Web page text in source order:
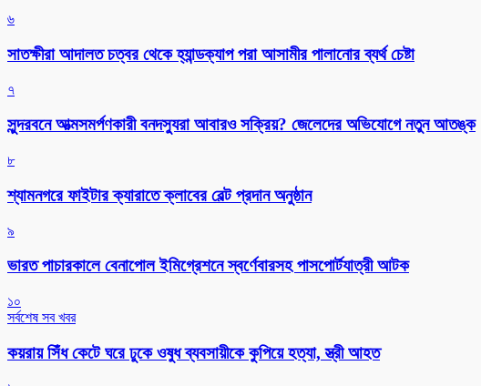
৬
সাতক্ষীরা আদালত চত্বর থেকে হ্যান্ডক্যাপ পরা আসামীর পালানোর ব্যর্থ চেষ্টা
৭
সুন্দরবনে আত্মসমর্পণকারী বনদস্যুরা আবারও সক্রিয়? জেলেদের অভিযোগে নতুন আতঙ্ক
৮
শ্যামনগরে ফাইটার ক্যারাতে ক্লাবের বেল্ট প্রদান অনুষ্ঠান
৯
ভারত পাচারকালে বেনাপোল ইমিগ্রেশনে স্বর্ণেবারসহ পাসপোর্টযাত্রী আটক
১০
সর্বশেষ সব খবর
কয়রায় সিঁধ কেটে ঘরে ঢুকে ওষুধ ব্যবসায়ীকে কুপিয়ে হত্যা, স্ত্রী আহত